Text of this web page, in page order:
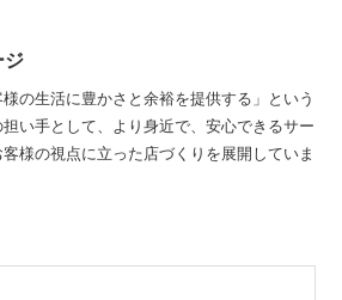
ジ
の生活に豊かさと余裕を提供する」という
い手として、より身近で、安心できるサー
様の視点に立った店づくりを展開していま